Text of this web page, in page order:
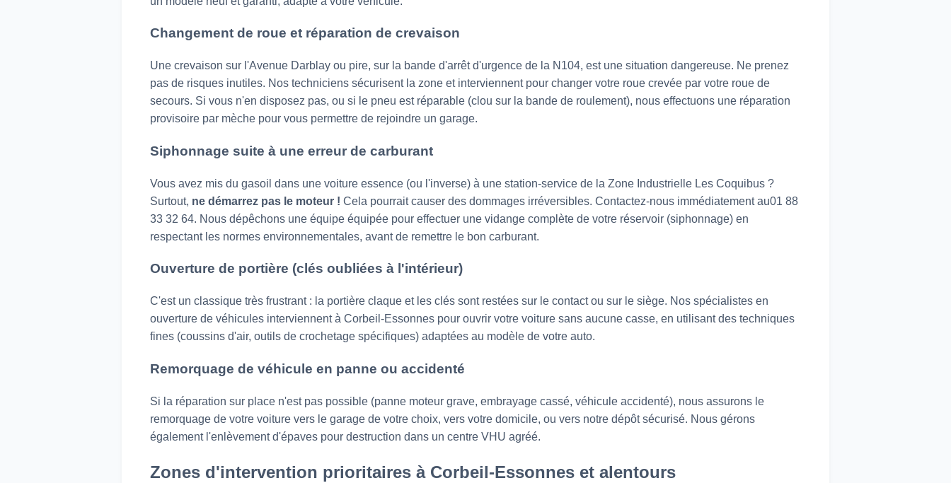
Changement de roue et réparation de crevaison
Une crevaison sur l'Avenue Darblay ou pire, sur la bande d'arrêt d'urgence de la N104, est une situation dangereuse. Ne prenez
pas de risques inutiles. Nos techniciens sécurisent la zone et interviennent pour changer votre roue crevée par votre roue de
secours. Si vous n'en disposez pas, ou si le pneu est réparable (clou sur la bande de roulement), nous effectuons une réparation
provisoire par mèche pour vous permettre de rejoindre un garage.
Siphonnage suite à une erreur de carburant
Vous avez mis du gasoil dans une voiture essence (ou l'inverse) à une station-service de la Zone Industrielle Les Coquibus ?
Surtout, ne démarrez pas le moteur ! Cela pourrait causer des dommages irréversibles. Contactez-nous immédiatement au01 88
33 32 64. Nous dépêchons une équipe équipée pour effectuer une vidange complète de votre réservoir (siphonnage) en
respectant les normes environnementales, avant de remettre le bon carburant.
Ouverture de portière (clés oubliées à l'intérieur)
C'est un classique très frustrant : la portière claque et les clés sont restées sur le contact ou sur le siège. Nos spécialistes en
ouverture de véhicules interviennent à Corbeil-Essonnes pour ouvrir votre voiture sans aucune casse, en utilisant des techniques
fines (coussins d'air, outils de crochetage spécifiques) adaptées au modèle de votre auto.
Remorquage de véhicule en panne ou accidenté
Si la réparation sur place n'est pas possible (panne moteur grave, embrayage cassé, véhicule accidenté), nous assurons le
remorquage de votre voiture vers le garage de votre choix, vers votre domicile, ou vers notre dépôt sécurisé. Nous gérons
également l'enlèvement d'épaves pour destruction dans un centre VHU agréé.
Zones d'intervention prioritaires à Corbeil-Essonnes et alentours